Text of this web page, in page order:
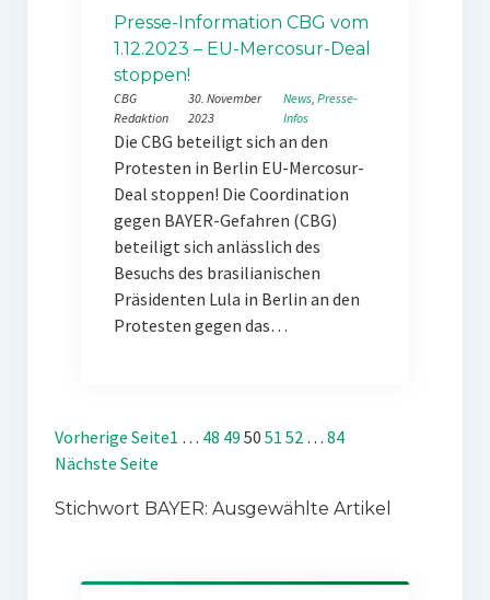
Presse-Information CBG vom
1.12.2023 – EU-Mercosur-Deal
stoppen!
CBG
Redaktion
30. November
2023
News, Presse-
Infos
Die CBG beteiligt sich an den
Protesten in Berlin EU-Mercosur-
Deal stoppen! Die Coordination
gegen BAYER-Gefahren (CBG)
beteiligt sich anlässlich des
Besuchs des brasilianischen
Präsidenten Lula in Berlin an den
Protesten gegen das…
Vorherige Seite1 … 48 49 50 51 52 … 84
Nächste Seite
Stichwort BAYER: Ausgewählte Artikel